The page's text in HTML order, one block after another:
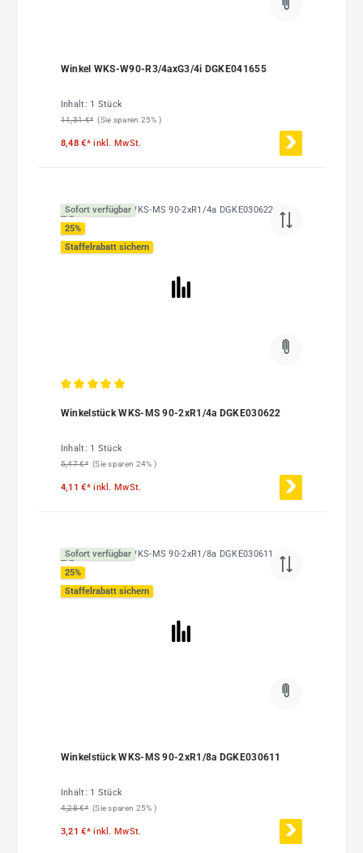
Winkel WKS-W90-R3/4axG3/4i DGKE041655
Inhalt: 1 Stück
11,31 €* (Sie sparen 25% )
8,48 €*inkl. MwSt.
Sofort verfügbar
25%
Staffelrabatt sichern
Winkelstück WKS-MS 90-2xR1/4a DGKE030622
Inhalt: 1 Stück
5,47 €* (Sie sparen 24% )
4,11 €*inkl. MwSt.
Sofort verfügbar
25%
Staffelrabatt sichern
Winkelstück WKS-MS 90-2xR1/8a DGKE030611
Inhalt: 1 Stück
4,28 €* (Sie sparen 25% )
3,21 €*inkl. MwSt.